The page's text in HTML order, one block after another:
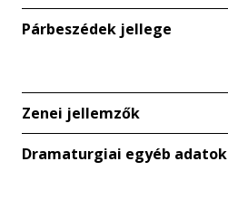
Párbeszédek jellege
Zenei jellemzők
Dramaturgiai egyéb adatok